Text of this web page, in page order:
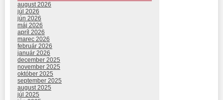
august 2026
júl 2026
jún 2026
máj 2026
apríl 2026
marec 2026
február 2026
január 2026
december 2025
november 2025
október 2025
september 2025
august 2025
júl 2025